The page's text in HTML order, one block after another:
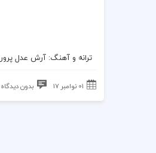
ترانه وآهنگ: آرش عدل پرور
01 نوامبر 17 بدون دیدگاه